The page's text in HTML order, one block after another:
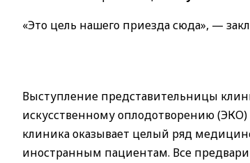
«Это цель нашего приезда сюда», —
Выступление представительницы
искусственному оплодотворению (ЭКО)
клиника оказывает целый ряд
иностранным пациентам. Все